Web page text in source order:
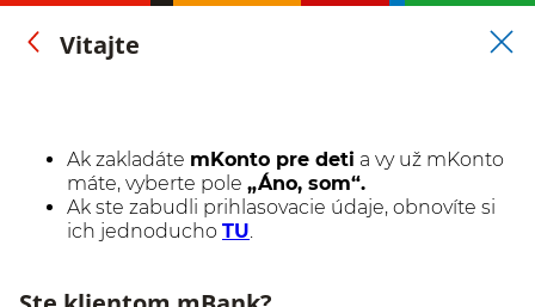
Vitajte
Ak zakladáte mKonto pre deti a vy už mKonto
máte, vyberte pole „Áno, som“.
Ak ste zabudli prihlasovacie údaje, obnovíte si
ich jednoducho TU.